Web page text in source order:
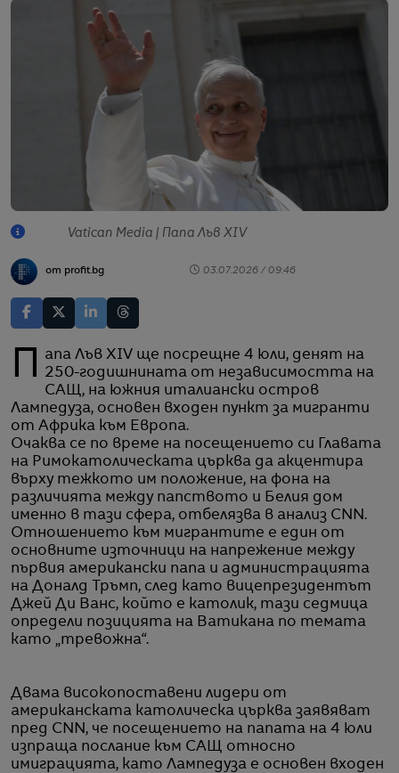
Vatican Media | Папа Лъв XIV
от profit.bg 03.07.2026 / 09:46
Папа Лъв XIV ще посрещне 4 юли, денят на
250-годишнината от независимостта на
САЩ, на южния италиански остров
Лампедуза, основен входен пункт за мигранти
от Африка към Европа.
Очаква се по време на посещението си Главата
на Римокатолическата църква да акцентира
върху тежкото им положение, на фона на
различията между папството и Белия дом
именно в тази сфера, отбелязва в анализ CNN.
Отношението към мигрантите е един от
основните източници на напрежение между
първия американски папа и администрацията
на Доналд Тръмп, след като вицепрезидентът
Джей Ди Ванс, който е католик, тази седмица
определи позицията на Ватикана по темата
като „тревожна“.
Двама високопоставени лидери от
американската католическа църква заявяват
пред CNN, че посещението на папата на 4 юли
изпраща послание към САЩ относно
имиграцията, като Лампедуза е основен входен